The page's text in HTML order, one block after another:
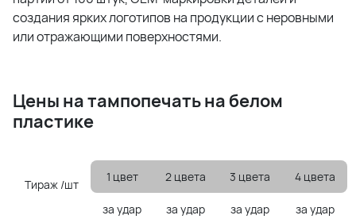
создания ярких логотипов на продукции с неровными
или отражающими поверхностями.
Цены на тампопечать на белом
пластике
Тираж /шт
1 цвет 2 цвета 3 цвета 4 цвета
за удар за удар за удар за удар